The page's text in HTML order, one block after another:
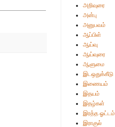
அறிவுரை
அன்பு
அனுபவம்
ஆப்பிள்
ஆய்வு
ஆய்வுரை
ஆளுமை
இடஒதுக்கீடு
இணையம்
இதயம்
இதழ்கள்
இரத்த ஓட்டம்
இராகுல்